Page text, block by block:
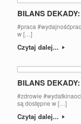
BILANS
#praca
w […]
Czytaj dalej...
BILANS
#zdrowie
są dostępne w […]
Czytaj dalej...